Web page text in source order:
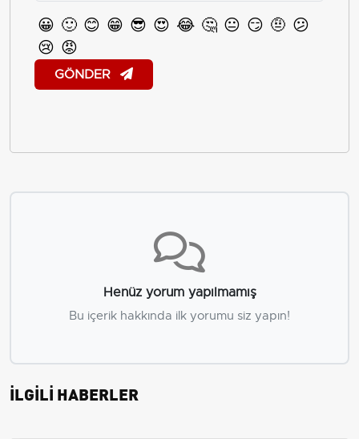
😀 🙂 😊 😁 😎 😍 😂 🤔 😐 😏 🤨 😕
😢 😡
GÖNDER
Henüz yorum yapılmamış
Bu içerik hakkında ilk yorumu siz yapın!
İLGİLİ HABERLER